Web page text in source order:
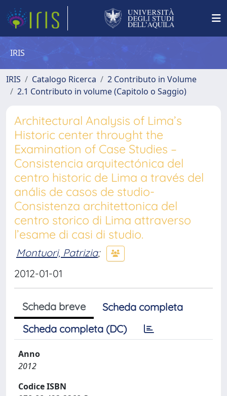
IRIS
IRIS Catalogo Ricerca
2 Contributo in Volume
2.1 Contributo in volume (Capitolo o Saggio)
Architectural Analysis of Lima’s
Historic center throught the
Examination of Case Studies –
Consistencia arquitectónica del
centro historic de Lima a través del
anális de casos de studio-
Consistenza architettonica del
centro storico di Lima attraverso
l’esame di casi di studio.
Montuori, Patrizia;
2012-01-01
Scheda breve
Scheda completa
Scheda completa (DC)
Anno
2012
Codice ISBN